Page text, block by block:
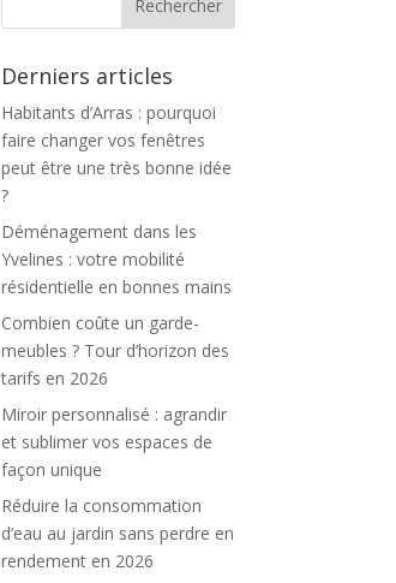
Derniers articles
Habitants d’Arras : pourquoi
faire changer vos fenêtres
peut être une très bonne idée
?
Déménagement dans les
Yvelines : votre mobilité
résidentielle en bonnes mains
Combien coûte un garde-
meubles ? Tour d’horizon des
tarifs en 2026
Miroir personnalisé : agrandir
et sublimer vos espaces de
façon unique
Réduire la consommation
d’eau au jardin sans perdre en
rendement en 2026